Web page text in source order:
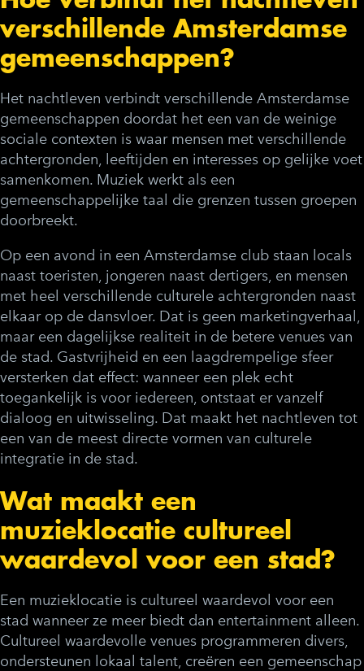
verschillende Amsterdamse
gemeenschappen?
Het nachtleven verbindt verschillende Amsterdamse
gemeenschappen doordat het een van de weinige
sociale contexten is waar mensen met verschillende
achtergronden, leeftijden en interesses op gelijke voet
samenkomen. Muziek werkt als een
gemeenschappelijke taal die grenzen tussen groepen
doorbreekt.
Op een avond in een Amsterdamse club staan locals
naast toeristen, jongeren naast dertigers, en mensen
met heel verschillende culturele achtergronden naast
elkaar op de dansvloer. Dat is geen marketingverhaal,
maar een dagelijkse realiteit in de betere venues van
de stad. Gastvrijheid en een laagdrempelige sfeer
versterken dat effect: wanneer een plek echt
toegankelijk is voor iedereen, ontstaat er vanzelf
dialoog en uitwisseling. Dat maakt het nachtleven tot
een van de meest directe vormen van culturele
integratie in de stad.
Wat maakt een
muzieklocatie cultureel
waardevol voor een stad?
Een muzieklocatie is cultureel waardevol voor een
stad wanneer ze meer biedt dan entertainment alleen.
Cultureel waardevolle venues programmeren divers,
ondersteunen lokaal talent, creëren een gemeenschap